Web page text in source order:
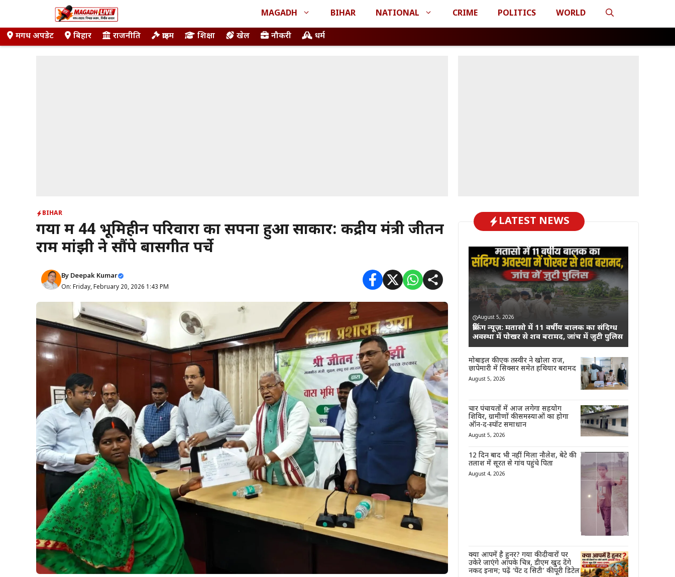
content
MAGADH BIHAR NATIONAL CRIME POLITICS WORLD
मगध अपडेट बिहार राजनीति क्राइम शिक्षा खेल नौकरी धर्म
BIHAR
गया में 44 भूमिहीन परिवारों का सपना हुआ साकार: केंद्रीय मंत्री जीतन
राम मांझी ने सौंपे बासगीत पर्चे
By Deepak Kumar
On: Friday, February 20, 2026 1:43 PM
LATEST NEWS
August 5, 2026
ब्रेकिंग न्यूज़: मतासो में 11 वर्षीय बालक का संदिग्ध
अवस्था में पोखर से शव बरामद, जांच में जुटी पुलिस
मोबाइल की एक तस्वीर ने खोला राज,
छापेमारी में सिक्सर समेत हथियार बरामद
August 5, 2026
चार पंचायतों में आज लगेगा सहयोग
शिविर, ग्रामीणों की समस्याओं का होगा
ऑन-द-स्पॉट समाधान
August 5, 2026
12 दिन बाद भी नहीं मिला नौलेश, बेटे की
तलाश में सूरत से गांव पहुंचे पिता
August 4, 2026
क्या आपमें है हुनर? गया की दीवारों पर
उकेरे जाएंगे आपके चित्र, डीएम खुद देंगे
नकद इनाम; पढ़ें ‘पेंट द सिटी’ की पूरी डिटेल